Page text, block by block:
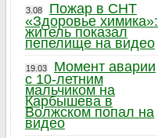
3.08
Пожар в СНТ
«Здоровье химика»:
житель показал
пепелище на видео
19.03
Момент аварии
с 10-летним
мальчиком на
Карбышева в
Волжском попал на
видео